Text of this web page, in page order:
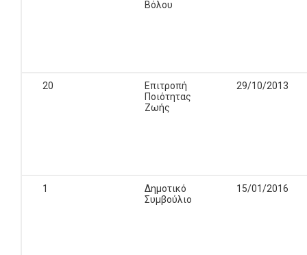
Βόλου
20
Επιτροπή
Ποιότητας
Ζωής
29/10/2013
1
Δημοτικό
Συμβούλιο
15/01/2016